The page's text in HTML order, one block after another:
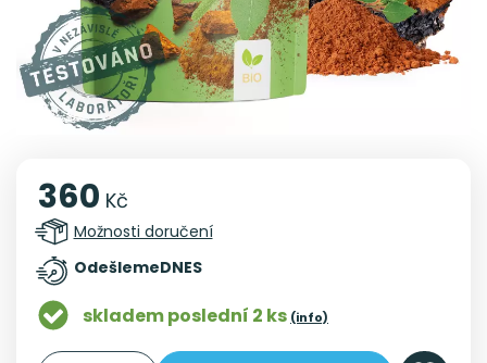
360 Kč
Možnosti doručení
OdešlemeDNES
skladem poslední 2 ks (info)